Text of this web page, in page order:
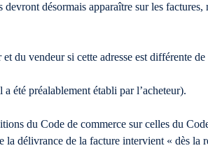
désormais apparaître sur les
du vendeur si cette adresse est différente de
été préalablement établi par l’acheteur).
du Code de commerce sur celles du
délivrance de la facture intervient « dès la